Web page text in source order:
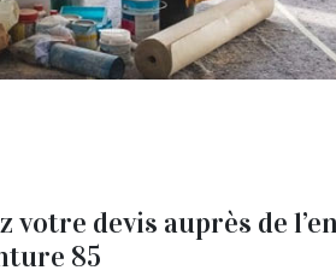
votre devis auprès de
85